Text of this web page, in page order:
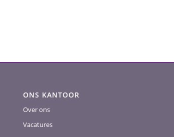
ONS KANTOOR
Over ons
Vacatures